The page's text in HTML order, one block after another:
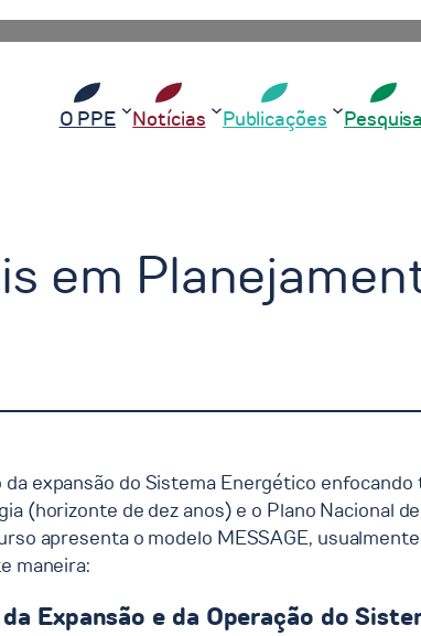
O PPE Notícias Publicações Pesquisa
em
expansão do Sistema Energético
(horizonte de dez anos) e o Plano Nacional
apresenta o modelo MESSAGE,
maneira:
Expansão e da Operação do